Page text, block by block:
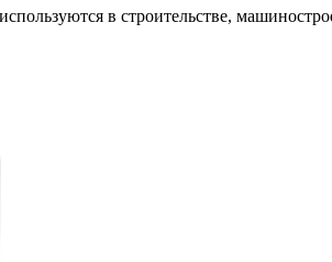
в строительстве,